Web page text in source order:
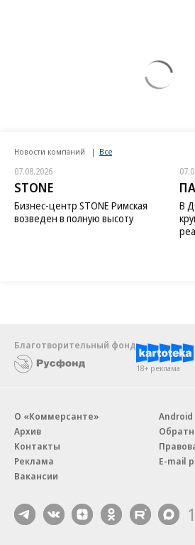
Новости компаний Все
07.08.2026
STONE
Бизнес-центр STONE Римская
возведен в полную высоту
В
Благотворительный фонд
18+ реклама
О «Коммерсанте»
Архив
Контакты
Реклама
Вакансии
Android
E-mail